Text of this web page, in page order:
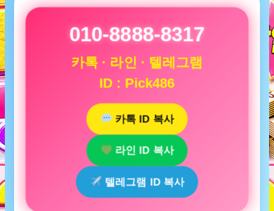
010-8888-8317
카톡 · 라인 · 텔레그램
ID : Pick486
카톡 ID 복사
라인 ID 복사
텔레그램 ID 복사